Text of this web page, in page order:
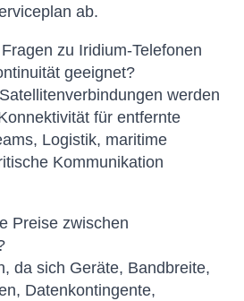
ab.
zu Iridium-Telefonen
geeignet?
werden
für entfernte
Logistik, maritime
Kommunikation
Preise zwischen
da sich Geräte, Bandbreite,
Datenkontingente,